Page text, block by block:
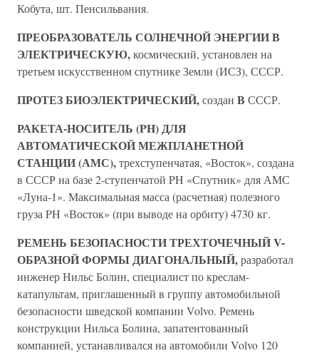
Кобута, шт. Пенсильвания.
ПРЕОБРАЗОВАТЕЛЬ СОЛНЕЧНОЙ ЭНЕРГИИ В
ЭЛЕКТРИЧЕСКУЮ,космический, установлен на
третьем искусственном спутнике Земли (ИСЗ), СССР.
ПРОТЕЗ БИОЭЛЕКТРИЧЕСКИЙ,создан ВСССР.
РАКЕТА-НОСИТЕЛЬ (PH) ДЛЯ
АВТОМАТИЧЕСКОЙ МЕЖПЛАНЕТНОЙ
СТАНЦИИ (АМС),трехступенчатая, «Восток», создана
в СССР на базе 2-ступенчатой PH «Спутник» для АМС
«Луна-1». Максимальная масса (расчетная) полезного
груза PH «Восток» (при выводе на орбиту) 4730 кг.
РЕМЕНЬ БЕЗОПАСНОСТИ ТРЕХТОЧЕЧНЫЙ V-
ОБРАЗНОЙ ФОРМЫ ДИАГОНАЛЬНЫЙ,разработал
инженер Нильс Болин, специалист по креслам-
катапультам, приглашенный в группу автомобильной
безопасности шведской компании Volvo. Ремень
конструкции Нильса Болина, запатентованный
компанией, устанавливался на автомобили Volvo 120